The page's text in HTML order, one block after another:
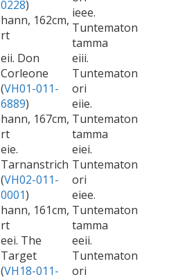
0228)
hann, 162cm,
rt
ieee.
Tuntematon
tamma
eii. Don
Corleone
(VH01-011-
6889)
hann, 167cm,
rt
eiii.
Tuntematon
ori
eiie.
Tuntematon
tamma
eie.
Tarnanstrich
(VH02-011-
0001)
hann, 161cm,
rt
eiei.
Tuntematon
ori
eiee.
Tuntematon
tamma
eei. The
Target
(VH18-011-
eeii.
Tuntematon
ori